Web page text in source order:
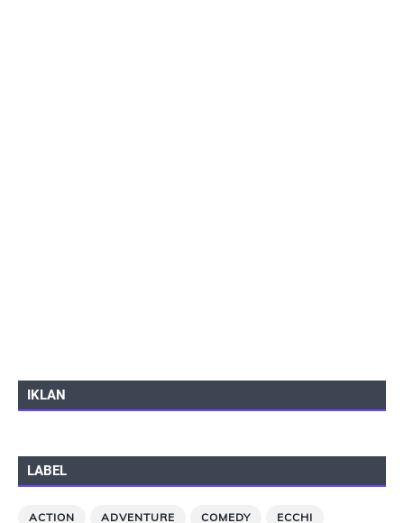
IKLAN
LABEL
ACTION ADVENTURE COMEDY ECCHI